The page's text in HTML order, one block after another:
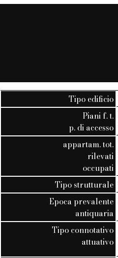
Tipo edificio
Piani f. t.
p. di accesso
appartam. tot.
rilevati
occupati
Tipo strutturale
Epoca prevalente
antiquaria
Tipo connotativo
attuativo